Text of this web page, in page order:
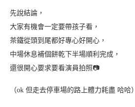
先說結論，
大家有機會一定要帶孩子看，
茶鐵從頭到尾都好專心好開心，
中場休息補個餅乾下半場順利完成，
還很開心要求要看演員拍照📷
（ok 但走去停車場的路上體力耗盡 哈哈）